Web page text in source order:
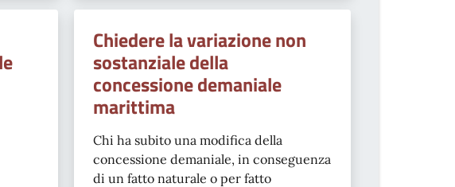
Chiedere la variazione non
sostanziale della
concessione demaniale
marittima
Chi ha subito una modifica della
concessione demaniale, in conseguenza
di un fatto naturale o per fatto